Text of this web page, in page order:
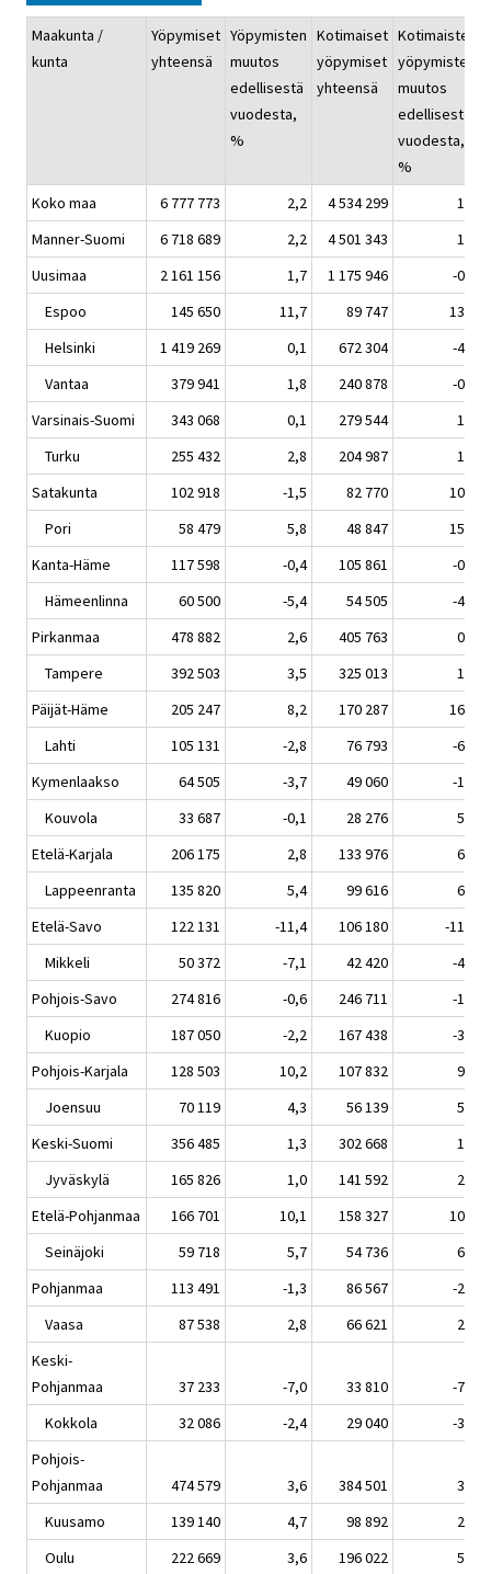
Maakunta /
kunta
Yöpymiset
yhteensä
Yöpymisten
muutos
edellisestä
vuodesta,
%
Kotimaiset
yöpymiset
yhteensä
Kotimaisten
yöpymisten
muutos
edellisestä
vuodesta,
%
Koko maa 6 777 773 2,2 4 534 299
1,4
Manner-Suomi
6 718 689 2,2 4 501 343
1,3
Uusimaa
2 161 156 1,7 1 175 946
-0,9
Espoo
145 650 11,7 89 747
13,5
Helsinki
1 419 269 0,1 672 304
-4,0
Vantaa
379 941 1,8 240 878
-0,8
Varsinais-Suomi
343 068 0,1 279 544
1,7
Turku
255 432 2,8 204 987
1,9
Satakunta
102 918 -1,5 82 770
10,3
Pori
58 479 5,8 48 847
15,3
Kanta-Häme
117 598 -0,4 105 861
-0,1
Hämeenlinna
60 500 -5,4 54 505
-4,5
Pirkanmaa
478 882 2,6 405 763
0,8
Tampere
392 503 3,5 325 013
1,6
Päijät-Häme
205 247 8,2 170 287
16,2
Lahti
105 131 -2,8 76 793
-6,2
Kymenlaakso
64 505 -3,7 49 060
-1,2
Kouvola
33 687 -0,1 28 276
5,6
Etelä-Karjala
206 175 2,8 133 976
6,6
Lappeenranta
135 820 5,4 99 616
6,6
Etelä-Savo
122 131 -11,4 106 180
-11,2
Mikkeli
50 372 -7,1 42 420
-4,3
Pohjois-Savo
274 816 -0,6 246 711
-1,4
Kuopio
187 050 -2,2 167 438
-3,6
Pohjois-Karjala
128 503 10,2 107 832
9,8
Joensuu
70 119 4,3 56 139
5,8
Keski-Suomi
356 485 1,3 302 668
1,5
Jyväskylä
165 826 1,0 141 592
2,0
Etelä-Pohjanmaa
166 701 10,1 158 327
10,8
Seinäjoki
59 718 5,7 54 736
6,2
Pohjanmaa
113 491 -1,3 86 567
-2,6
Vaasa
87 538 2,8 66 621
2,8
Keski-
Pohjanmaa
37 233 -7,0 33 810
-7,9
Kokkola
32 086 -2,4 29 040
-3,0
Pohjois-
Pohjanmaa
474 579 3,6 384 501
3,8
Kuusamo
139 140 4,7 98 892
2,7
Oulu
222 669 3,6 196 022 5,3